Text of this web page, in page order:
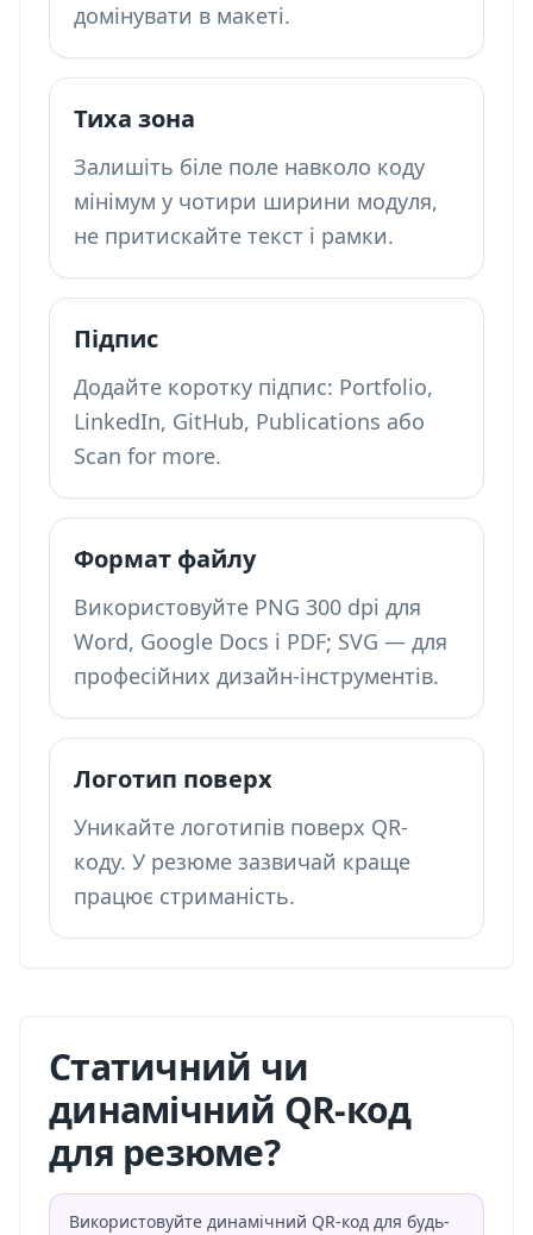
домінувати в макеті.
Тиха зона
Залишіть біле поле навколо коду
мінімум у чотири ширини модуля,
не притискайте текст і рамки.
Підпис
Додайте коротку підпис: Portfolio,
LinkedIn, GitHub, Publications або
Scan for more.
Формат файлу
Використовуйте PNG 300 dpi для
Word, Google Docs і PDF; SVG — для
професійних дизайн-інструментів.
Логотип поверх
Уникайте логотипів поверх QR-
коду. У резюме зазвичай краще
працює стриманість.
Статичний чи
динамічний QR-код
для резюме?
Використовуйте динамічний QR-код для будь-